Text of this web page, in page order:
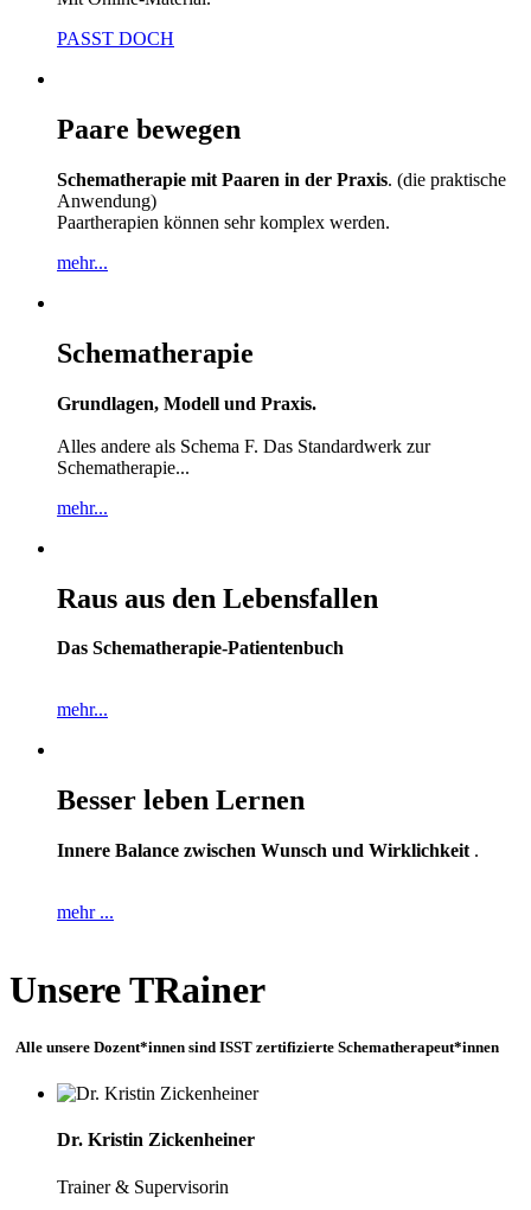
PASST DOCH
Paare bewegen
Schematherapie mit Paaren in der Praxis. (die praktische
Anwendung)
Paartherapien können sehr komplex werden.
mehr...
Schematherapie
Grundlagen, Modell und Praxis.
Alles andere als Schema F. Das Standardwerk zur
Schematherapie...
mehr...
Raus aus den Lebensfallen
Das Schematherapie-Patientenbuch
mehr...
Besser leben Lernen
Innere Balance zwischen Wunsch und Wirklichkeit .
mehr ...
Unsere TRainer
Alle unsere Dozent*innen sind ISST zertifizierte Schematherapeut*innen
Dr. Kristin Zickenheiner
Trainer & Supervisorin